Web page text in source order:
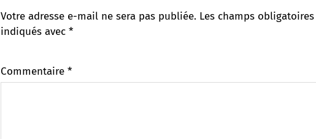
Votre adresse e-mail ne sera pas publiée. Les champs
indiqués avec *
Commentaire *